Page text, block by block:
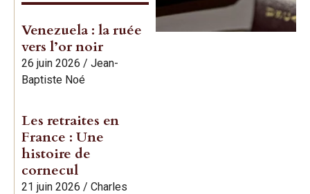
Venezuela : la ruée
vers l’or noir
26 juin 2026 / Jean-
Baptiste Noé
Les retraites en
France : Une
histoire de
cornecul
21 juin 2026 / Charles